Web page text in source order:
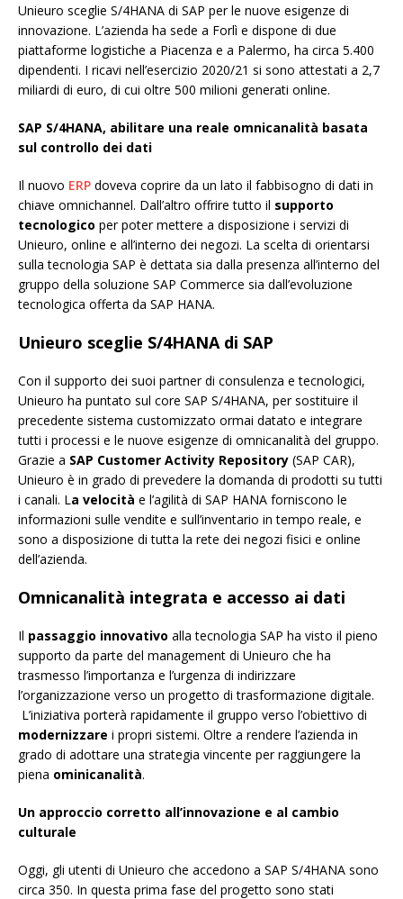
Unieuro sceglie S/4HANA di SAP per le nuove esigenze di
innovazione. L’azienda ha sede a Forlì e dispone di due
piattaforme logistiche a Piacenza e a Palermo, ha circa 5.400
dipendenti. I ricavi nell’esercizio 2020/21 si sono attestati a 2,7
miliardi di euro, di cui oltre 500 milioni generati online.
SAP S/4HANA, abilitare una reale omnicanalità basata
sul controllo dei dati
Il nuovo ERP doveva coprire da un lato il fabbisogno di dati in
chiave omnichannel. Dall’altro offrire tutto il supporto
tecnologico per poter mettere a disposizione i servizi di
Unieuro, online e all’interno dei negozi. La scelta di orientarsi
sulla tecnologia SAP è dettata sia dalla presenza all’interno del
gruppo della soluzione SAP Commerce sia dall’evoluzione
tecnologica offerta da SAP HANA.
Unieuro sceglie S/4HANA di SAP
Con il supporto dei suoi partner di consulenza e tecnologici,
Unieuro ha puntato sul core SAP S/4HANA, per sostituire il
precedente sistema customizzato ormai datato e integrare
tutti i processi e le nuove esigenze di omnicanalità del gruppo.
Grazie a SAP Customer Activity Repository (SAP CAR),
Unieuro è in grado di prevedere la domanda di prodotti su tutti
i canali. La velocità e l’agilità di SAP HANA forniscono le
informazioni sulle vendite e sull’inventario in tempo reale, e
sono a disposizione di tutta la rete dei negozi fisici e online
dell’azienda.
Omnicanalità integrata e accesso ai dati
Il passaggio innovativo alla tecnologia SAP ha visto il pieno
supporto da parte del management di Unieuro che ha
trasmesso l’importanza e l’urgenza di indirizzare
l’organizzazione verso un progetto di trasformazione digitale.
L’iniziativa porterà rapidamente il gruppo verso l’obiettivo di
modernizzare i propri sistemi. Oltre a rendere l’azienda in
grado di adottare una strategia vincente per raggiungere la
piena ominicanalità.
Un approccio corretto all’innovazione e al cambio
culturale
Oggi, gli utenti di Unieuro che accedono a SAP S/4HANA sono
circa 350. In questa prima fase del progetto sono stati